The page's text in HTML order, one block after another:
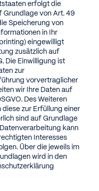
erfolgt die
Grundlage von Art. 49
Speicherung von
in Ihr
eingewilligt
zusätzlich auf
Die Einwilligung ist
zur
vorvertraglicher
wir Ihre Daten auf
Des Weiteren
zur Erfüllung einer
sind auf Grundlage
Datenverarbeitung kann
Interesses
Über die jeweils im
wird in den